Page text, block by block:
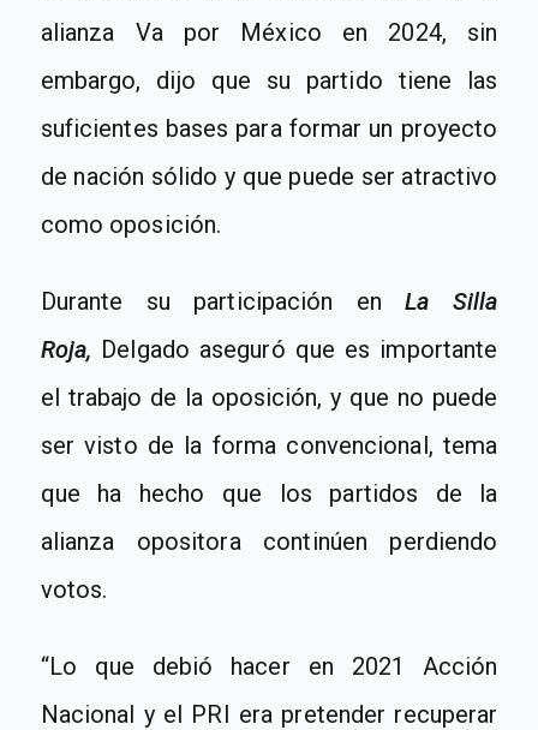
alianza Va por México en 2024, sin
embargo, dijo que su partido tiene las
suficientes bases para formar un proyecto
de nación sólido y que puede ser atractivo
como oposición.
Durante su participación enLa Silla
Roja, Delgado aseguró que es importante
el trabajo de la oposición, y que no puede
ser visto de la forma convencional, tema
que ha hecho que los partidos de la
alianza opositora continúen perdiendo
votos.
“Lo que debió hacer en 2021 Acción
Nacional y el PRI era pretender recuperar